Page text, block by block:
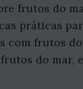
frutos do
práticas
com frutos do
do mar,